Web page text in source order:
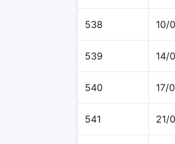
538 10/
539 14/
540 17/
541 21/